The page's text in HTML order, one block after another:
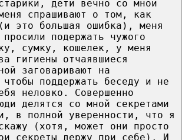
дети вечно со мной
спрашивают о том, как
это большая ошибка), меня
подержать чужого
сумку, кошелек, у меня
гигиены отчаявшиеся
заговаривают на
чтобы поддержать беседу и не
неловко. Совершенно
делятся со мной секретами
в полной уверенности, что я
(хотя, может они просто
секреты держу при себе). И